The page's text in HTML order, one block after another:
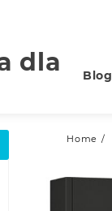
dla Blog
Home